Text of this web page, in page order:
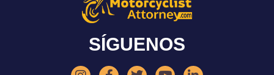
SÍGUENOS